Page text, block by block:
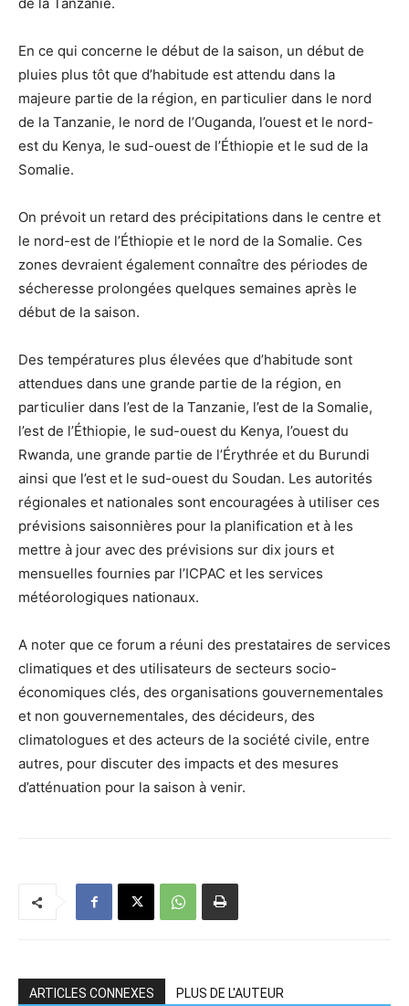
En ce qui concerne le début de la saison, un début de
pluies plus tôt que d’habitude est attendu dans la
majeure partie de la région, en particulier dans le nord
de la Tanzanie, le nord de l’Ouganda, l’ouest et le nord-
est du Kenya, le sud-ouest de l’Éthiopie et le sud de la
Somalie.
On prévoit un retard des précipitations dans le centre et
le nord-est de l’Éthiopie et le nord de la Somalie. Ces
zones devraient également connaître des périodes de
sécheresse prolongées quelques semaines après le
début de la saison.
Des températures plus élevées que d’habitude sont
attendues dans une grande partie de la région, en
particulier dans l’est de la Tanzanie, l’est de la Somalie,
l’est de l’Éthiopie, le sud-ouest du Kenya, l’ouest du
Rwanda, une grande partie de l’Érythrée et du Burundi
ainsi que l’est et le sud-ouest du Soudan. Les autorités
régionales et nationales sont encouragées à utiliser ces
prévisions saisonnières pour la planification et à les
mettre à jour avec des prévisions sur dix jours et
mensuelles fournies par l’ICPAC et les services
météorologiques nationaux.
A noter que ce forum a réuni des prestataires de services
climatiques et des utilisateurs de secteurs socio-
économiques clés, des organisations gouvernementales
et non gouvernementales, des décideurs, des
climatologues et des acteurs de la société civile, entre
autres, pour discuter des impacts et des mesures
d’atténuation pour la saison à venir.
ARTICLES CONNEXES PLUS DE L'AUTEUR